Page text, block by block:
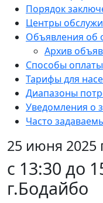
Порядок
Центры
Объявления об
Архив
Способы
Тарифы для
Диапазоны
Уведомления о
Часто
25 июня 2025
с 13:30 до
г.Бодайбо